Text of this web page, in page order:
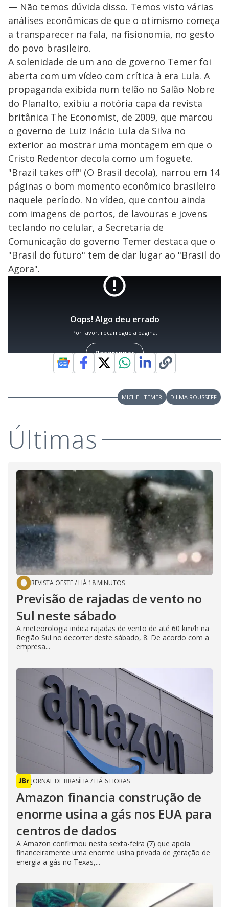
— Não temos dúvida disso. Temos visto várias
análises econômicas de que o otimismo começa
a transparecer na fala, na fisionomia, no gesto
do povo brasileiro.
A solenidade de um ano de governo Temer foi
aberta com um vídeo com crítica à era Lula. A
propaganda exibida num telão no Salão Nobre
do Planalto, exibiu a notória capa da revista
britânica The Economist, de 2009, que marcou
o governo de Luiz Inácio Lula da Silva no
exterior ao mostrar uma montagem em que o
Cristo Redentor decola como um foguete.
"Brazil takes off" (O Brasil decola), narrou em 14
páginas o bom momento econômico brasileiro
naquele período. No vídeo, que contou ainda
com imagens de portos, de lavouras e jovens
teclando no celular, a Secretaria de
Comunicação do governo Temer destaca que o
"Brasil do futuro" tem de dar lugar ao "Brasil do
Agora".
MICHEL TEMER DILMA ROUSSEFF
Últimas
REVISTA OESTE/ HÁ 18 MINUTOS
Previsão de rajadas de vento no
Sul neste sábado
A meteorologia indica rajadas de vento de até 60 km/h na
Região Sul no decorrer deste sábado, 8. De acordo com a
empresa...
JORNAL DE BRASÍLIA/ HÁ 6 HORAS
Amazon financia construção de
enorme usina a gás nos EUA para
centros de dados
A Amazon confirmou nesta sexta-feira (7) que apoia
financeiramente uma enorme usina privada de geração de
energia a gás no Texas,...